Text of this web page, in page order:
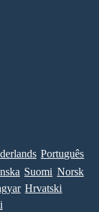
Português
Suomi Norsk
Hrvatski